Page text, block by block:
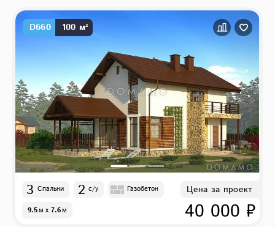
D660 100 м²
3 Спальни 2 с/у Газобетон
9.5м x 7.6м
Цена за проект
40 000 ₽